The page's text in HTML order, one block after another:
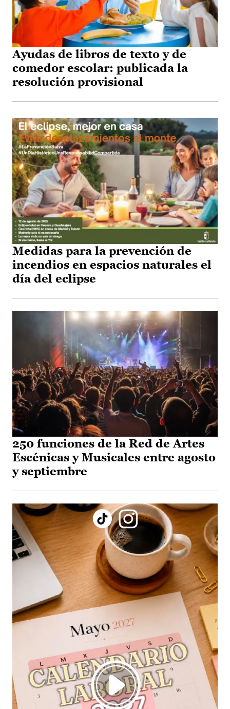
Ayudas de libros de texto y de
comedor escolar: publicada la
resolución provisional
Medidas para la prevención de
incendios en espacios naturales el
día del eclipse
250 funciones de la Red de Artes
Escénicas y Musicales entre agosto
y septiembre